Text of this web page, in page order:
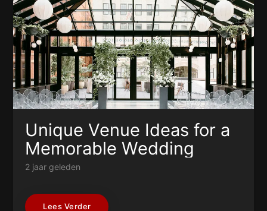
Unique Venue Ideas for a
Memorable Wedding
2 jaar geleden
Lees Verder